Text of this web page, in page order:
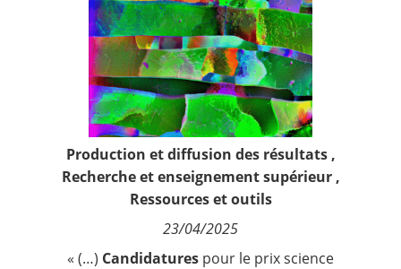
Nous suivre
Production et diffusion des résultats,
Recherche et enseignement supérieur,
Ressources et outils
23/04/2025
« (…) Candidatures pour le prix science